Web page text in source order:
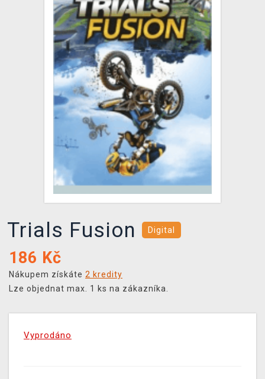
KONTAKT
PRODEJNY
DOPRAVA
XZONE KLUB
TCG & BOARDGAME HUB
VÝKUP HER (BAZAR)
Trials Fusion Digital
186 Kč
Nákupem získáte 2 kredity
Lze objednat max. 1 ks na zákazníka.
Vyprodáno